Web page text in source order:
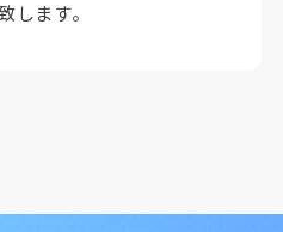
します。